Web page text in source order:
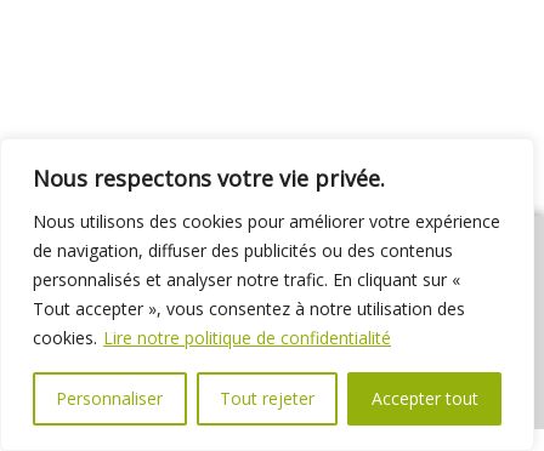
Nous respectons votre vie privée.
Nous utilisons des cookies pour améliorer votre expérience
de navigation, diffuser des publicités ou des contenus
personnalisés et analyser notre trafic. En cliquant sur «
Tout accepter », vous consentez à notre utilisation des
cookies. Lire notre politique de confidentialité
Personnaliser Tout rejeter Accepter tout
01 69 31 72 10 01 69 31 37 31
Nous contacter
Espace élus
Marchés publics Délibérations